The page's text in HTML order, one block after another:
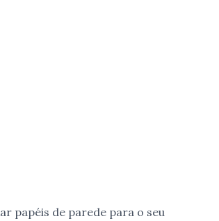
papéis de parede para o seu